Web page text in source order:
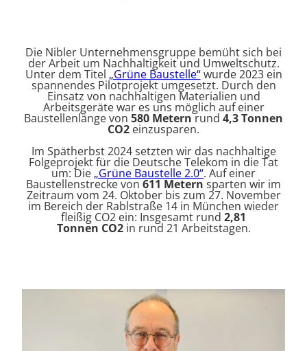
Die Nibler Unternehmensgruppe bemüht sich bei
der Arbeit um Nachhaltigkeit und Umweltschutz.
Unter dem Titel „Grüne Baustelle“wurde 2023 ein
spannendes Pilotprojekt umgesetzt. Durch den
Einsatz von nachhaltigen Materialien und
Arbeitsgeräte war es uns möglich auf einer
Baustellenlänge von 580 Meternrund 4,3 Tonnen
CO2 einzusparen.
Im Spätherbst 2024 setzten wir das nachhaltige
Folgeprojekt für die Deutsche Telekom in die Tat
um: Die „Grüne Baustelle 2.0“. Auf einer
Baustellenstrecke von 611 Metern sparten wir im
Zeitraum vom 24. Oktober bis zum 27. November
im Bereich der Rablstraße 14 in München wieder
fleißig CO2 ein: Insgesamt rund 2,81
Tonnen CO2 in rund 21 Arbeitstagen.